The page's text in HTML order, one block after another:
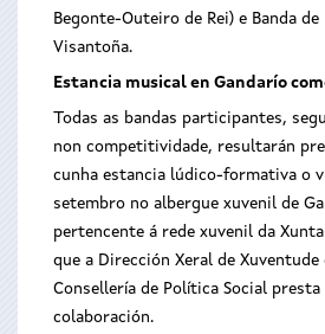
Begonte-Outeiro de Rei) e Banda de
Visantoña.
Estancia musical en Gandarío
Todas as bandas participantes,
non competitividade, resultarán
cunha estancia lúdico-formativa o
setembro no albergue xuvenil de
pertencente á rede xuvenil da
que a Dirección Xeral de
Consellería de Política Social presta
colaboración.